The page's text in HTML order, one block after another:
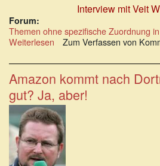
Interview mit Veit
Forum:
Themen ohne spezifische Zuordnung
Weiterlesen über
der
politische
Streik
auch
in
Deutschland?
Interview
mit
Veit
Wilhelmy
Zum Verfassen von
Amazon kommt nach
gut? Ja, aber!